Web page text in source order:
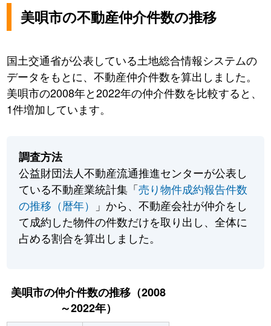
美唄市の不動産仲介件数の推移
国土交通省が公表している土地総合情報システムの
データをもとに、不動産仲介件数を算出しました。
美唄市の2008年と2022年の仲介件数を比較すると、
1件増加しています。
調査方法
公益財団法人不動産流通推進センターが公表し
ている不動産業統計集「売り物件成約報告件数
の推移（暦年）
」から、不動産会社が仲介をし
て成約した物件の件数だけを取り出し、全体に
占める割合を算出しました。
美唄市の仲介件数の推移（2008
～2022年）